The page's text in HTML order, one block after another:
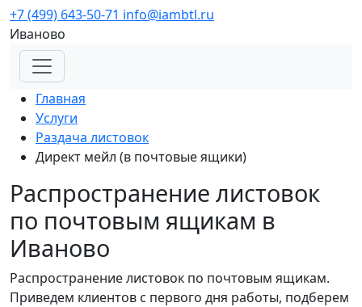
+7 (499) 643-50-71 info@iambtl.ru
Иваново
Главная
Услуги
Раздача листовок
Директ мейл (в почтовые ящики)
Распространение листовок
по почтовым ящикам в
Иваново
Распространение листовок по почтовым ящикам.
Приведем клиентов с первого дня работы, подберем